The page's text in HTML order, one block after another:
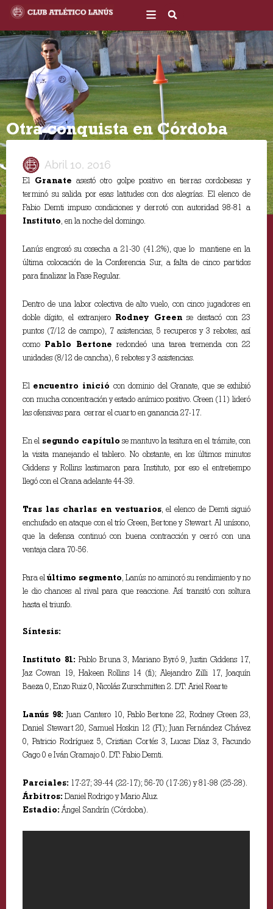
contenido
Otra conquista en Córdoba
Abril 10, 2016
El Granate asestó otro golpe positivo en tierras cordobesas y
terminó su salida por esas latitudes con dos alegrías. El elenco de
Fabio Demti impuso condiciones y derrotó con autoridad 98-81 a
Instituto, en la noche del domingo.
Lanús engrosó su cosecha a 21-30 (41.2%), que lo mantiene en la
última colocación de la Conferencia Sur, a falta de cinco partidos
para finalizar la Fase Regular.
Dentro de una labor colectiva de alto vuelo, con cinco jugadores en
doble dígito, el extranjero Rodney Greense destacó con 23
puntos (7/12 de campo), 7 asistencias, 5 recuperos y 3 rebotes, así
como Pablo Bertone redondeó una tarea tremenda con 22
unidades (8/12 de cancha), 6 rebotes y 3 asistencias.
El encuentro iniciócon dominio del Granate, que se exhibió
con mucha concentración y estado anímico positivo. Green (11) lideró
las ofensivas para cerrar el cuarto en ganancia 27-17.
En el segundo capítulo se mantuvo la tesitura en el trámite, con
la visita manejando el tablero. No obstante, en los últimos minutos
Giddens y Rollins lastimaron para Instituto, por eso el entretiempo
llegó con el Grana adelante 44-39.
Tras las charlas en vestuarios, el elenco de Demti siguió
enchufado en ataque con el trío Green, Bertone y Stewart. Al unísono,
que la defensa continuó con buena contracción y cerró con una
ventaja clara 70-56.
Para elúltimo segmento, Lanús no aminoró su rendimiento y no
le dio chances al rival para que reaccione. Así transitó con soltura
hasta el triunfo.
Síntesis:
Instituto 81: Pablo Bruna 3, Mariano Byró 9, Justin Giddens 17,
Jaz Cowan 19, Hakeen Rollins 14 (fi); Alejandro Zilli 17, Joaquín
Baeza 0, Enzo Ruiz 0, Nicolás Zurschmitten 2. DT: Ariel Rearte
Lanús 98: Juan Cantero 10, Pablo Bertone 22, Rodney Green 23,
Daniel Stewart 20, Samuel Hoskin 12 (FI); Juan Fernández Chávez
0, Patricio Rodríguez 5, Cristian Cortés 3, Lucas Díaz 3, Facundo
Gago 0 e Iván Gramajo 0. DT: Fabio Demti.
Parciales: 17-27; 39-44 (22-17); 56-70 (17-26) y 81-98 (25-28).
Árbitros: Daniel Rodrigo y Mario Aluz.
Estadio: Ángel Sandrín (Córdoba).